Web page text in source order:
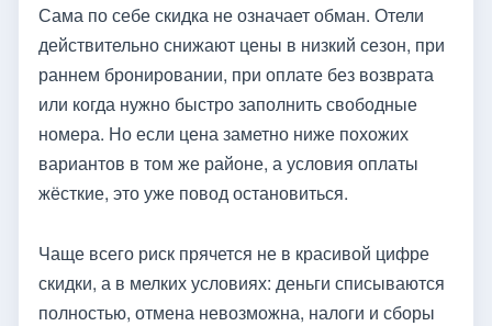
Сама по себе скидка не означает обман. Отели
действительно снижают цены в низкий сезон, при
раннем бронировании, при оплате без возврата
или когда нужно быстро заполнить свободные
номера. Но если цена заметно ниже похожих
вариантов в том же районе, а условия оплаты
жёсткие, это уже повод остановиться.
Чаще всего риск прячется не в красивой цифре
скидки, а в мелких условиях: деньги списываются
полностью, отмена невозможна, налоги и сборы